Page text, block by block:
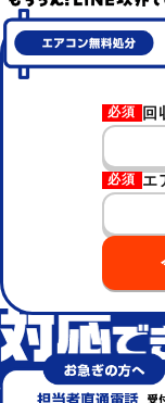
必須 回
必須 エ
世田谷区など東京都